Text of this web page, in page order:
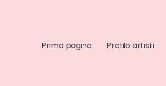
Prima pagina Profilo artisti